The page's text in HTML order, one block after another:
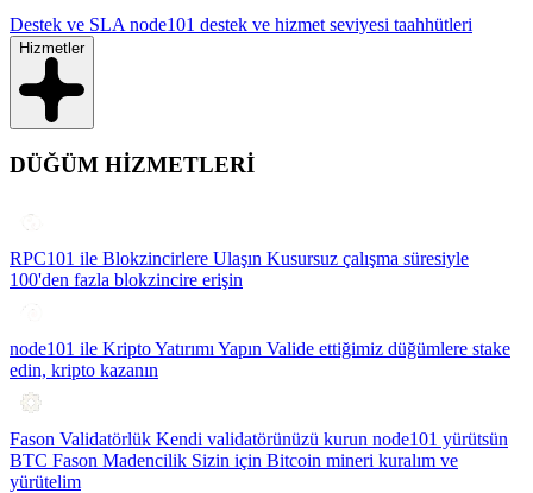
Destek ve SLA node101 destek ve hizmet seviyesi taahhütleri
Hizmetler
DÜĞÜM HİZMETLERİ
RPC101 ile Blokzincirlere Ulaşın Kusursuz çalışma süresiyle
100'den fazla blokzincire erişin
node101 ile Kripto Yatırımı Yapın Valide ettiğimiz düğümlere stake
edin, kripto kazanın
Fason Validatörlük Kendi validatörünüzü kurun node101 yürütsün
BTC Fason Madencilik Sizin için Bitcoin mineri kuralım ve
yürütelim